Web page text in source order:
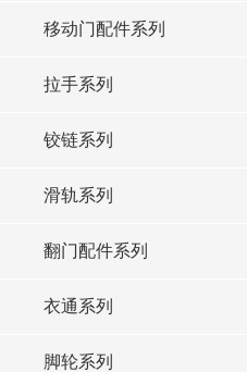
移动门配件系列
拉手系列
铰链系列
滑轨系列
翻门配件系列
衣通系列
脚轮系列